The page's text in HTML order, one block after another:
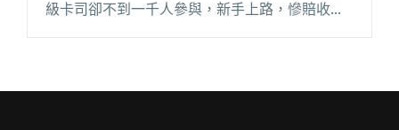
級卡司卻不到一千人參與，新手上路，慘賠收
場。 在大疫年代登場的第二屆、第三屆改移師台